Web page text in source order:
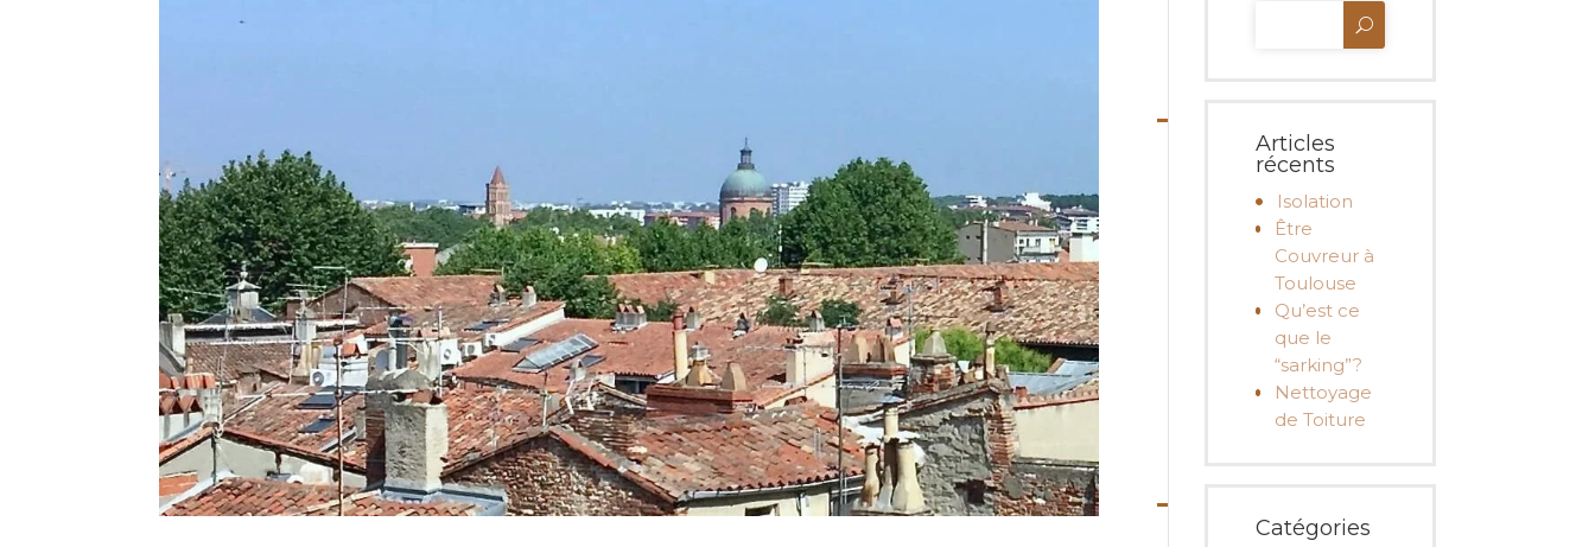
Articles
récents
Isolation
Être
Couvreur à
Toulouse
Qu’est ce
que le
“sarking”?
Nettoyage
de Toiture
Catégories